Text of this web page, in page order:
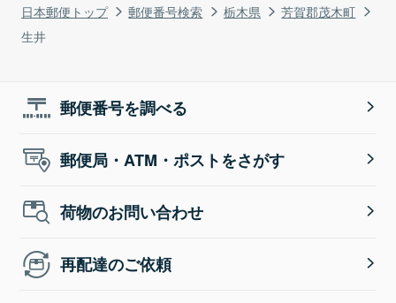
日本郵便トップ 郵便番号検索 栃木県
芳賀郡茂木町
生井
郵便番号を調べる
郵便局・ATM・ポストをさがす
荷物のお問い合わせ
再配達のご依頼